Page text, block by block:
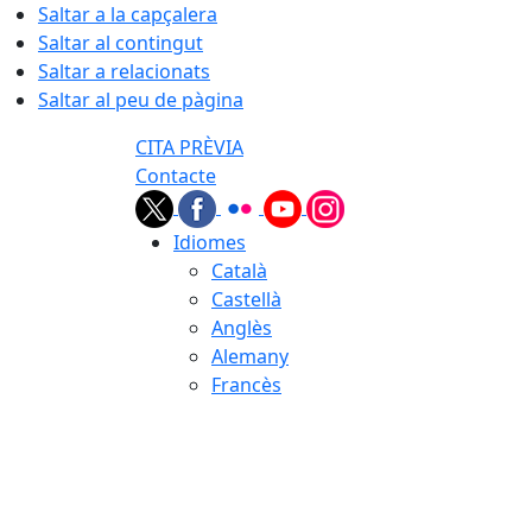
Saltar a la capçalera
Saltar al contingut
Saltar a relacionats
Saltar al peu de pàgina
CITA PRÈVIA
Contacte
Idiomes
Català
Castellà
Anglès
Alemany
Francès